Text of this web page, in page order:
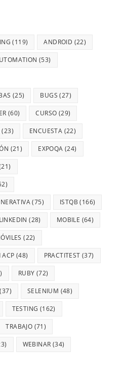
(119) ANDROID (22)
(53)
(25) BUGS (27)
(60) CURSO (29)
(23) ENCUESTA (22)
(21) EXPOQA (24)
(75) ISTQB (166)
LINKEDIN (28) MOBILE (64)
(22)
ACP (48) PRACTITEST (37)
RUBY (72)
(37) SELENIUM (48)
TESTING (162)
TRABAJO (71)
WEBINAR (34)